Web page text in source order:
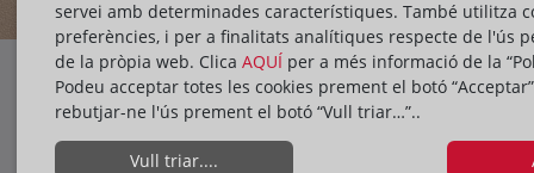
Masterclass: Experiència pràctica i
funcions dels respectius Degans,
organitzada per ISDE
18/01/2023
servei amb determinades característiques. També utilitza
preferències, i per a finalitats analítiques respecte de l'ús
de la pròpia web. Clica AQUÍ per a més informació de la
Podeu acceptar totes les cookies prement el botó
rebutjar-ne l'ús prement el botó “Vull triar…”..
Vull triar....